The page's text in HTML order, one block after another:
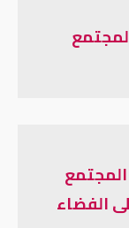
الفضاء